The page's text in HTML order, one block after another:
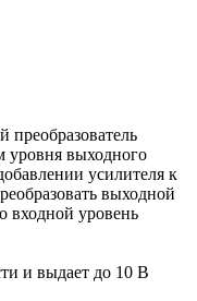
уровня выходного
усилителя к
выходной
входной уровень
и выдает до 10 В